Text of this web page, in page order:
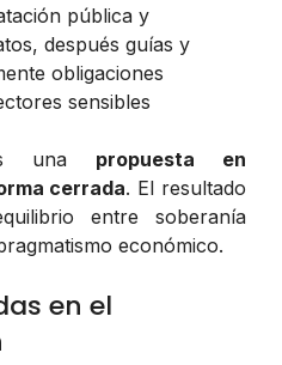
pública y
después guías y
obligaciones
sensibles
una propuesta en
cerrada. El resultado
entre soberanía
económico.
en el